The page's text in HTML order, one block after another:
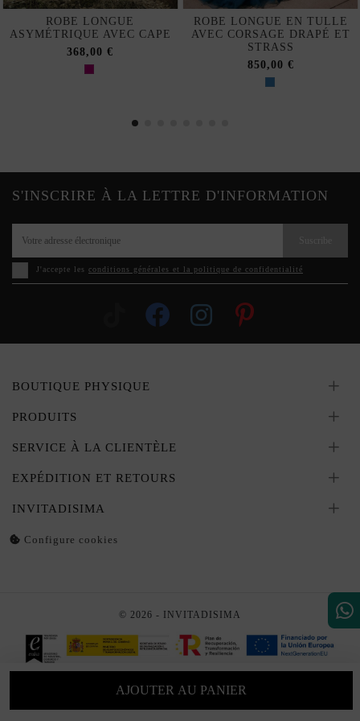
AJOUTER AU PANIER
ROBE LONGUE
ASYMÉTRIQUE AVEC CAPE
368,00 €
ROBE LONGUE EN TULLE
AVEC CORSAGE DRAPÉ ET
STRASS
850,00 €
S'INSCRIRE À LA LETTRE D'INFORMATION
J'accepte les conditions générales et la politique de confidentialité
BOUTIQUE PHYSIQUE
PRODUITS
SERVICE À LA CLIENTÈLE
EXPÉDITION ET RETOURS
INVITADISIMA
Configure cookies
© 2026 - INVITADISIMA